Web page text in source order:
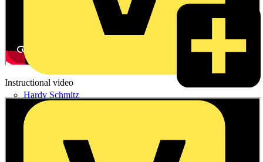
Hardy Schmitz
Instructional video